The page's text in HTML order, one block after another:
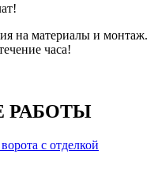
на материалы и монтаж.
часа!
РАБОТЫ